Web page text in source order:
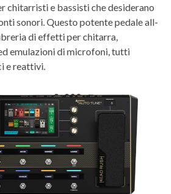
chitarristi e bassisti che desiderano
sonori. Questo potente pedale all-
di effetti per chitarra,
emulazioni di microfoni, tutti
e reattivi.